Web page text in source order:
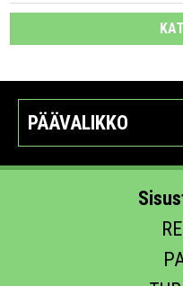
PÄÄVALIKKO